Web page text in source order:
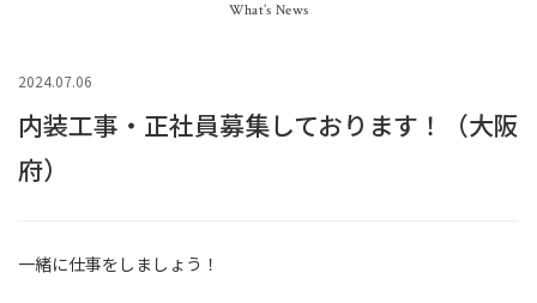
What’s News
2024.07.06
内装工事・正社員募集しております！（大阪
府）
一緒に仕事をしましょう！